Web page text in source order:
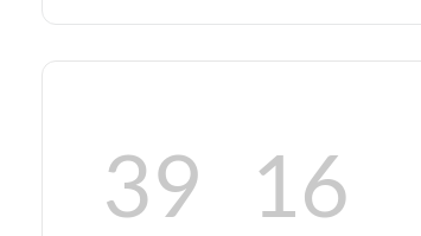
39 16